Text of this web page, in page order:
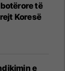
të
Koresë
e